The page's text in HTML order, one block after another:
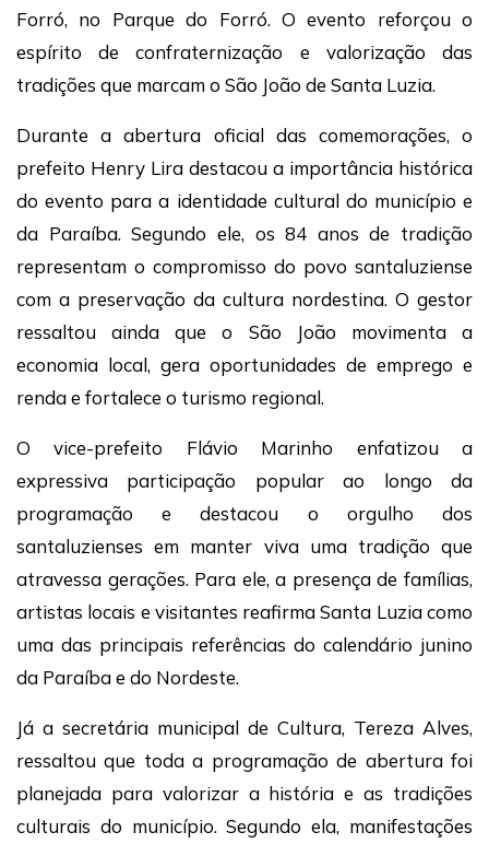
Forró, no Parque do Forró. O evento reforçou o
espírito de confraternização e valorização das
tradições que marcam o São João de Santa Luzia.
Durante a abertura oficial das comemorações, o
prefeito Henry Lira destacou a importância histórica
do evento para a identidade cultural do município e
da Paraíba. Segundo ele, os 84 anos de tradição
representam o compromisso do povo santaluziense
com a preservação da cultura nordestina. O gestor
ressaltou ainda que o São João movimenta a
economia local, gera oportunidades de emprego e
renda e fortalece o turismo regional.
O vice-prefeito Flávio Marinho enfatizou a
expressiva participação popular ao longo da
programação e destacou o orgulho dos
santaluzienses em manter viva uma tradição que
atravessa gerações. Para ele, a presença de famílias,
artistas locais e visitantes reafirma Santa Luzia como
uma das principais referências do calendário junino
da Paraíba e do Nordeste.
Já a secretária municipal de Cultura, Tereza Alves,
ressaltou que toda a programação de abertura foi
planejada para valorizar a história e as tradições
culturais do município. Segundo ela, manifestações